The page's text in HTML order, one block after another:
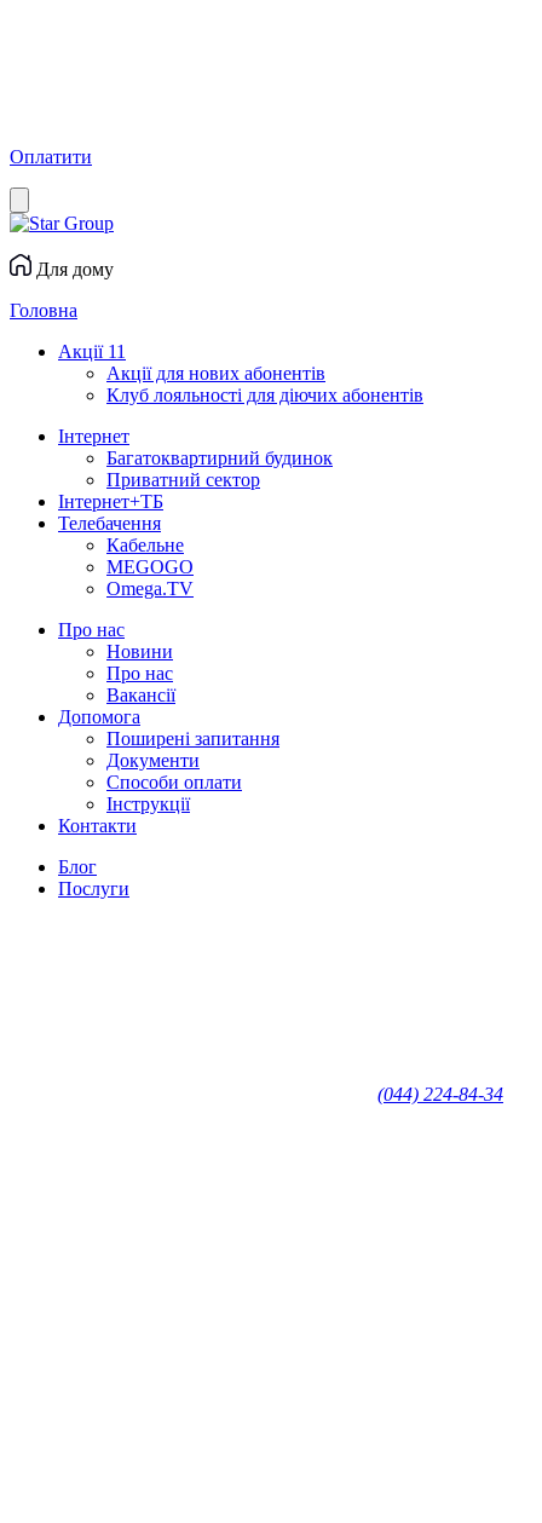
Оплатити
Для дому
Головна
Акції 11
Акції для нових абонентів
Клуб лояльності для діючих абонентів
Інтернет
Багатоквартирний будинок
Приватний сектор
Інтернет+ТБ
Телебачення
Кабельне
MEGOGO
Omega.TV
Про нас
Новини
Про нас
Вакансії
Допомога
Поширені запитання
Документи
Способи оплати
Інструкції
Контакти
Блог
Послуги
(044) 224-84-34